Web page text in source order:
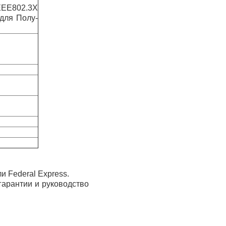
Полу-
Federal Express.
и руководство